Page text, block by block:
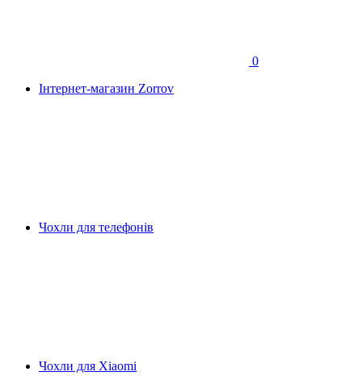
0
Інтернет-магазин Zorrov
Чохли для телефонів
Чохли для Xiaomi